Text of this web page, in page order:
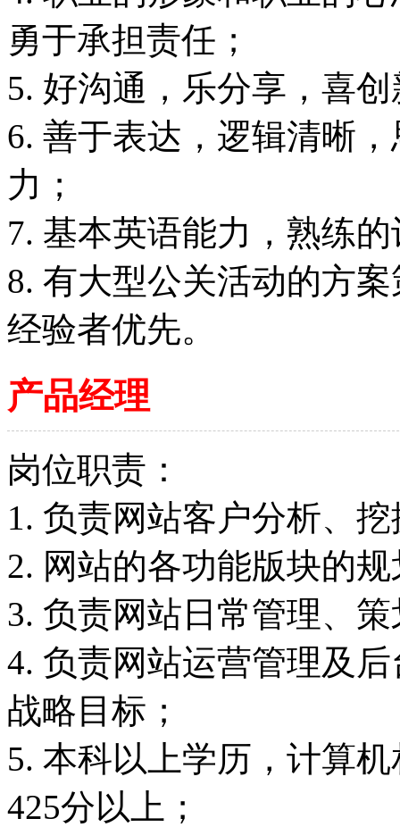
勇于承担责任；
5. 好沟通，乐分享，喜
6. 善于表达，逻辑清晰
力；
7. 基本英语能力，熟练
8. 有大型公关活动的方
经验者优先。
产品经理
岗位职责：
1. 负责网站客户分析、
2. 网站的各功能版块的
3. 负责网站日常管理、
4. 负责网站运营管理及
战略目标；
5. 本科以上学历，计算
425分以上；